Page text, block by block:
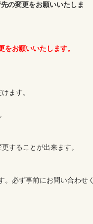
の変更をお願いいたしま
お願いいたします。
ます。
することが出来ます。
必ず事前にお問い合わせく